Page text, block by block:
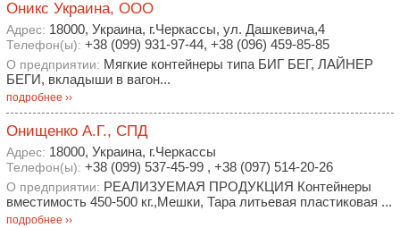
Оникс Украина, ООО
Адрес: 18000, Украина, г.Черкассы, ул. Дашкевича,4
Телефон(ы): +38 (099) 931-97-44, +38 (096) 459-85-85
О предприятии: Мягкие контейнеры типа БИГ БЕГ, ЛАЙНЕР
БЕГИ, вкладыши в вагон...
подробнее ››
Онищенко А.Г., СПД
Адрес: 18000, Украина, г.Черкассы
Телефон(ы): +38 (099) 537-45-99 , +38 (097) 514-20-26
О предприятии: РЕАЛИЗУЕМАЯ ПРОДУКЦИЯ Контейнеры
вместимость 450-500 кг.,Мешки, Тара литьевая пластиковая ...
подробнее ››